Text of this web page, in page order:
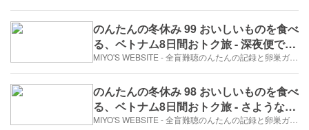
のんたんの冬休み 99 おいしいものを食べ
る、ベトナム8日間おトク旅 - 深夜便で帰
るよ^^（2017年12月30日/7日め）
のんたんの冬休み 98 おいしいものを食べ
る、ベトナム8日間おトク旅 - さような
ら、サイゴン（2017年12月30日/7日め）